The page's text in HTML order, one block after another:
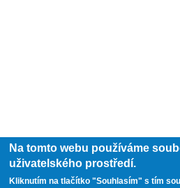
Na tomto webu používáme
uživatelského prostředí.
Kliknutím na tlačítko "Souhlasím" s tím